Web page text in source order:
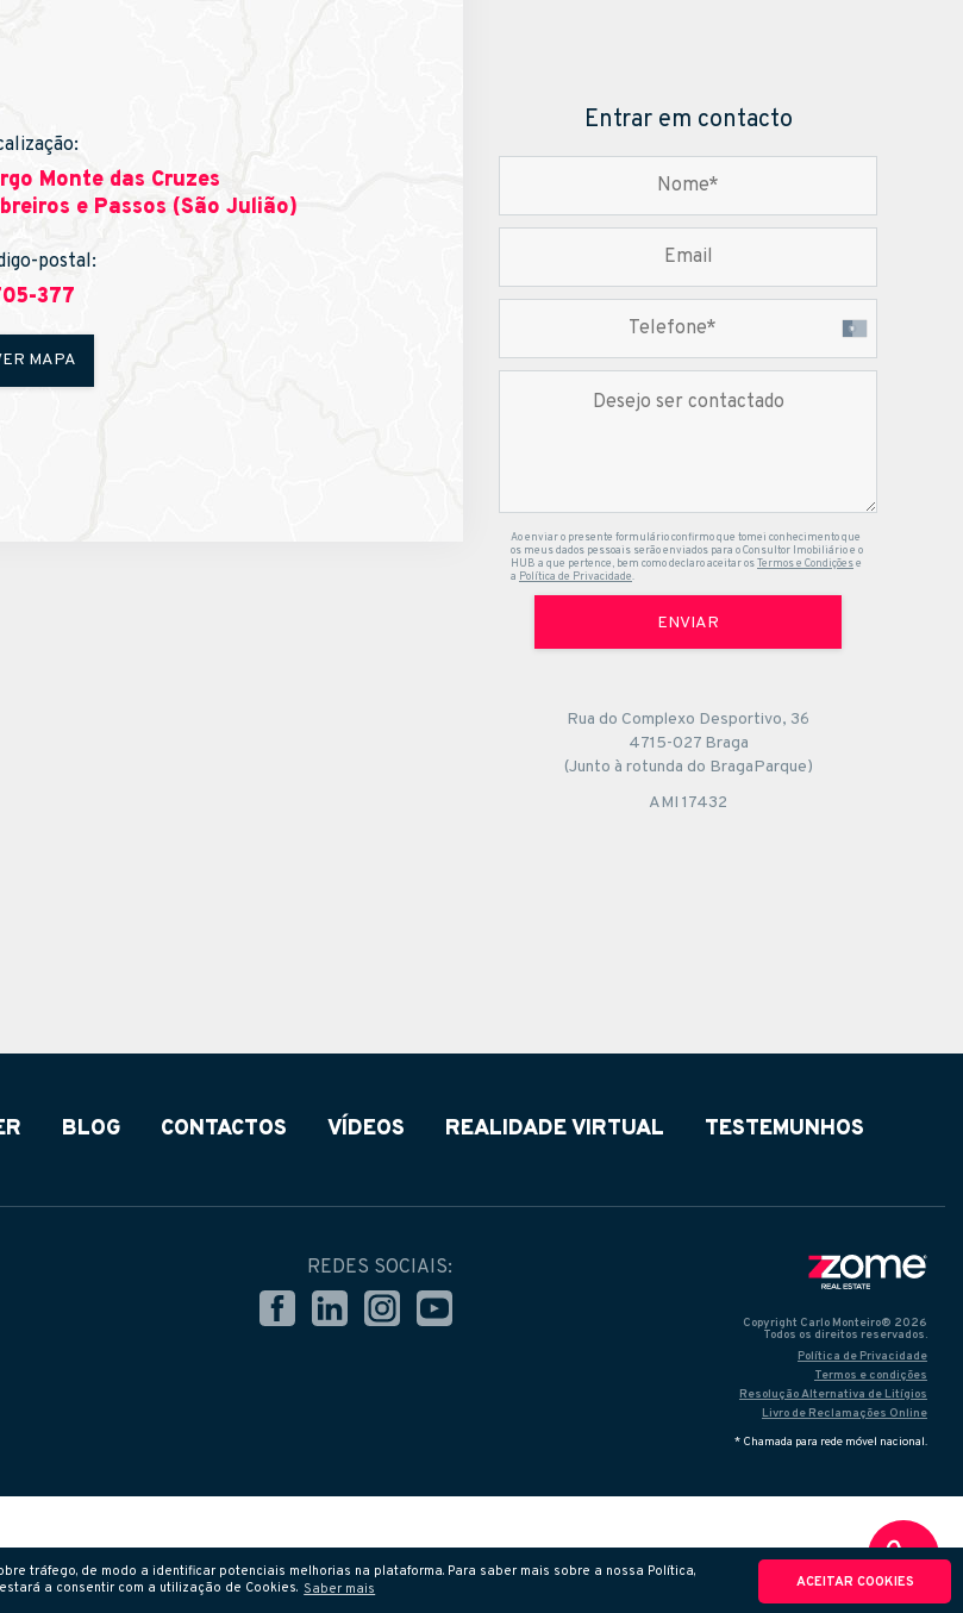
tráfego, de modo a identificar potenciais melhorias na plataforma. Para saber mais sobre a nossa Política,
a consentir com a utilização de Cookies. Saber mais ACEITAR COOKIES
Monte das Cruzes
e Passos (São Julião)
postal:
377
MAPA
Entrar em contacto
Ao enviar o presente formulário confirmo que tomei conhecimento que
os meus dados pessoais serão enviados para o Consultor Imobiliário e o
HUB a que pertence, bem como declaro aceitar osTermos e Condiçõese
a Política de Privacidade.
ENVIAR
Rua do Complexo Desportivo, 36
4715-027 Braga
(Junto à rotunda do BragaParque)
AMI 17432
BLOG CONTACTOS VÍDEOS REALIDADE VIRTUAL TESTEMUNHOS
REDES SOCIAIS:
Copyright Carlo Monteiro® 2026
Todos os direitos reservados.
Política de Privacidade
Termos e condições
Resolução Alternativa de Litígios
Livro de Reclamações Online
* Chamada para rede móvel nacional.